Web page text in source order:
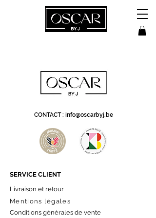
CONTACT : info@oscarbyj.be
SERVICE CLIENT
Livraison et retour
Mentions légales
Conditions générales de vente